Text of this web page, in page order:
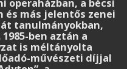
operaházban, a bécsi
más jelentős zenei
tanulmányokban,
ben aztán a
is méltányolta
művészeti díjjal